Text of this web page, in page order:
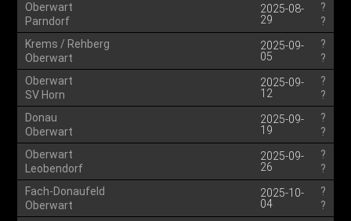
Oberwart
Parndorf
2025-08-
29
?
?
Krems / Rehberg
Oberwart
2025-09-
05
?
?
Oberwart
SV Horn
2025-09-
12
?
?
Donau
Oberwart
2025-09-
19
?
?
Oberwart
Leobendorf
2025-09-
26
?
?
Fach-Donaufeld
Oberwart
2025-10-
04
?
?